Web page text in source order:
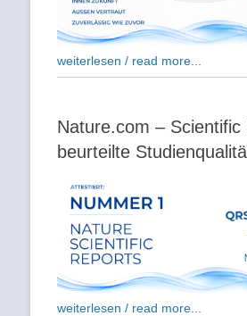
weiterlesen / read more...
Nature.com – Scientific
beurteilte
weiterlesen / read more...